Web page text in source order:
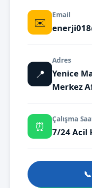
✉️
Email
📍
Adres
Yenice
Merkez
⏰
Çalışma
7/24 Acil